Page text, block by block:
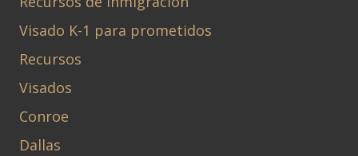
Visado K-1 para prometidos
Recursos
Visados
Conroe
Dallas